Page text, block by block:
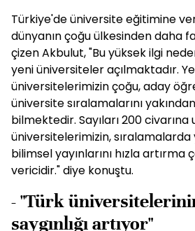
Türkiye'de üniversite eğitimine
dünyanın çoğu ülkesinden daha
çizen Akbulut, "Bu yüksek ilgi
yeni üniversiteler açılmaktadır.
üniversitelerimizin çoğu, aday
üniversite sıralamalarını
bilmektedir. Sayıları 200 civarına
üniversitelerimizin,
bilimsel yayınlarını hızla artırma
vericidir." diye konuştu.
- "Türk
saygınlığı artıyor"